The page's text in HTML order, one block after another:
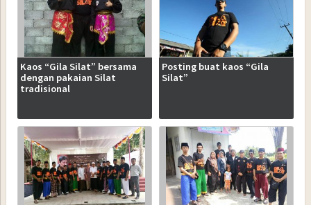
Kaos “Gila Silat” bersama
dengan pakaian Silat
tradisional
Posting buat kaos “Gila
Silat”